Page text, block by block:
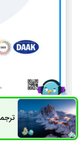
راه های ارتباطی